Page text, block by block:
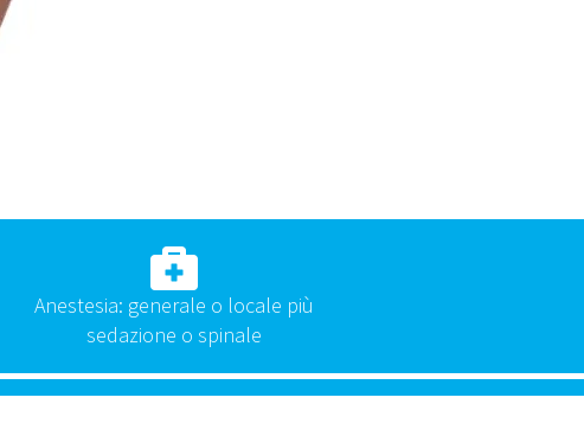
Anestesia: generale o locale più
sedazione o spinale